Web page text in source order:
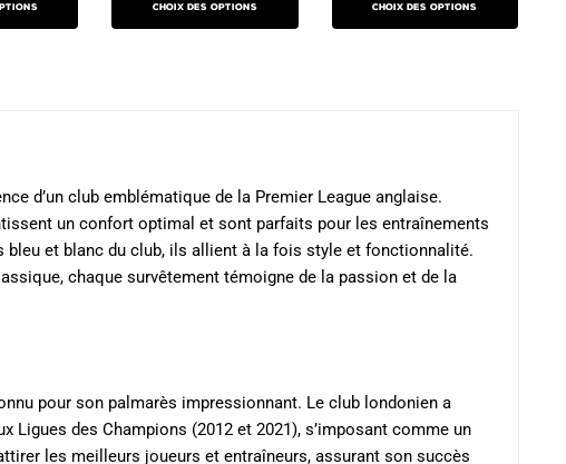
produit
:
initial
était :
actuel
est :
Choix des options
produit
peuvent
être
choisies
sur
était :
est :
Choix des options
produit
être
choisies
sur
la
d’un club emblématique de la Premier League anglaise.
un confort optimal et sont parfaits pour les entraînements
et blanc du club, ils allient à la fois style et fonctionnalité.
chaque survêtement témoigne de la passion et de la
pour son palmarès impressionnant. Le club londonien a
Ligues des Champions (2012 et 2021), s’imposant comme un
les meilleurs joueurs et entraîneurs, assurant son succès